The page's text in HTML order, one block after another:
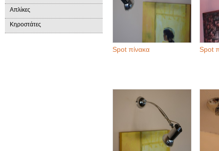
Απλίκες
Κηροστάτες
Spot πίνακα Spot